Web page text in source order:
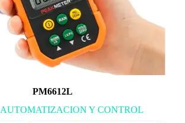
PM6612L
AUTOMATIZACION Y CONTROL